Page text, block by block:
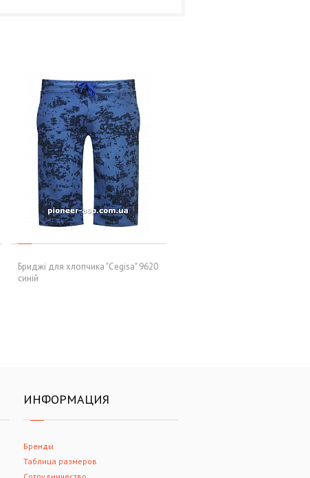
Бриджі для хлопчика "Cegisa" 9620
синій
ИНФОРМАЦИЯ
Бренды
Таблица размеров